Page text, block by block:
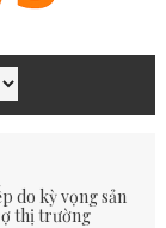
do kỳ vọng sản
thị trường